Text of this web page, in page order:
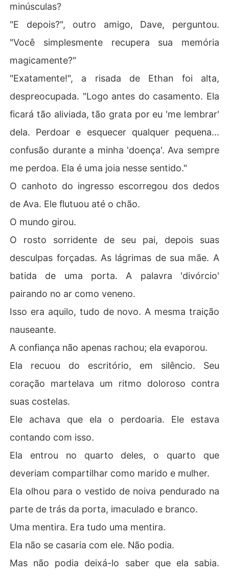
minúsculas?
"E depois?", outro amigo, Dave, perguntou.
"Você simplesmente recupera sua memória
magicamente?"
"Exatamente!", a risada de Ethan foi alta,
despreocupada. "Logo antes do casamento. Ela
ficará tão aliviada, tão grata por eu 'me lembrar'
dela. Perdoar e esquecer qualquer pequena...
confusão durante a minha 'doença'. Ava sempre
me perdoa. Ela é uma joia nesse sentido."
O canhoto do ingresso escorregou dos dedos
de Ava. Ele flutuou até o chão.
O mundo girou.
O rosto sorridente de seu pai, depois suas
desculpas forçadas. As lágrimas de sua mãe. A
batida de uma porta. A palavra 'divórcio'
pairando no ar como veneno.
Isso era aquilo, tudo de novo. A mesma traição
nauseante.
A confiança não apenas rachou; ela evaporou.
Ela recuou do escritório, em silêncio. Seu
coração martelava um ritmo doloroso contra
suas costelas.
Ele achava que ela o perdoaria. Ele estava
contando com isso.
Ela entrou no quarto deles, o quarto que
deveriam compartilhar como marido e mulher.
Ela olhou para o vestido de noiva pendurado na
parte de trás da porta, imaculado e branco.
Uma mentira. Era tudo uma mentira.
Ela não se casaria com ele. Não podia.
Mas não podia deixá-lo saber que ela sabia.